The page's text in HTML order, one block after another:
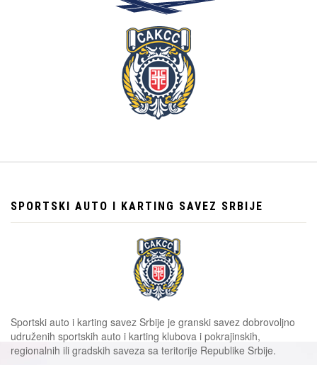
SPORTSKI AUTO I KARTING SAVEZ SRBIJE
Sportski auto i karting savez Srbije je granski savez dobrovoljno
udruženih sportskih auto i karting klubova i pokrajinskih,
regionalnih ili gradskih saveza sa teritorije Republike Srbije.